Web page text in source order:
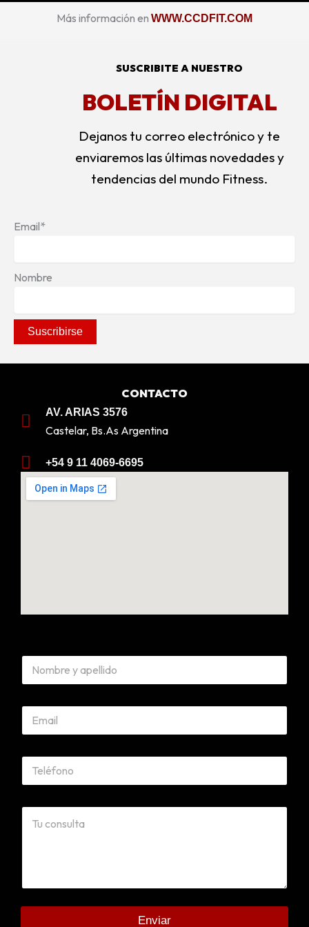
Más información en WWW.CCDFIT.COM
SUSCRIBITE A NUESTRO
BOLETÍN DIGITAL
Dejanos tu correo electrónico y te
enviaremos las últimas novedades y
tendencias del mundo Fitness.
Email*
Nombre
CONTACTO
AV. ARIAS 3576
Castelar, Bs.As Argentina
+54 9 11 4069-6695
Enviar